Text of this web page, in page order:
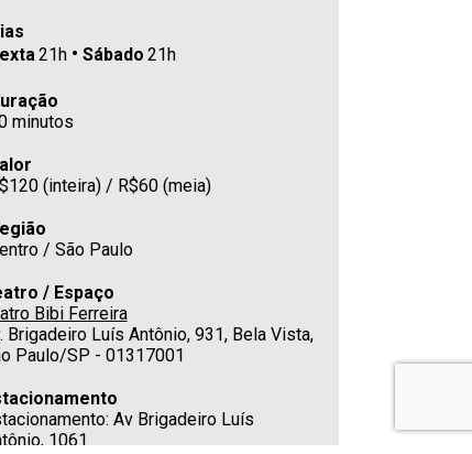
21h Sábado 21h
minutos
(inteira) / R$60 (meia)
/ São Paulo
/ Espaço
Bibi Ferreira
Brigadeiro Luís Antônio, 931, Bela Vista,
Paulo/SP - 01317001
Av Brigadeiro Luís
1061